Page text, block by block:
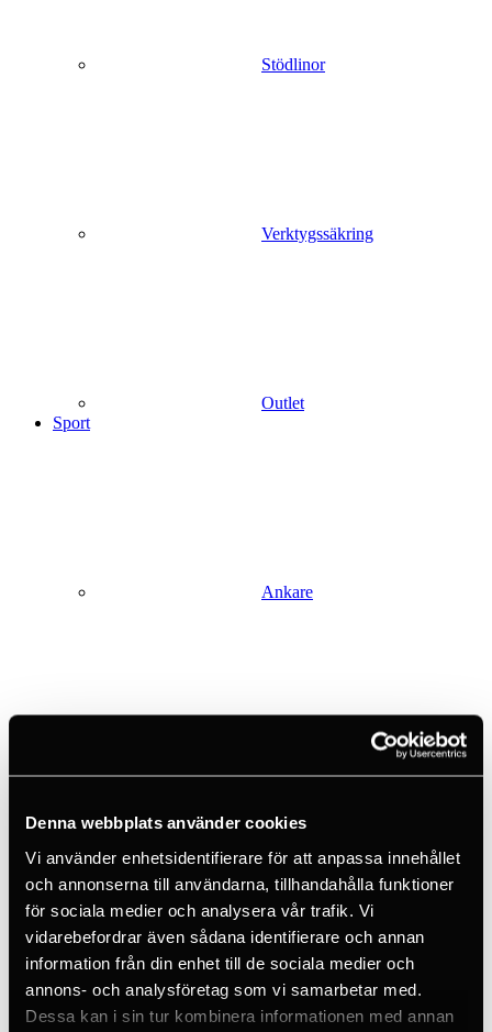
Denna webbplats använder cookies
Vi använder enhetsidentifierare för att anpassa innehållet
och annonserna till användarna, tillhandahålla funktioner
för sociala medier och analysera vår trafik. Vi
vidarebefordrar även sådana identifierare och annan
information från din enhet till de sociala medier och
annons- och analysföretag som vi samarbetar med.
Dessa kan i sin tur kombinera informationen med annan
Stödlinor
Verktygssäkring
Outlet
Sport
Ankare
Crashpads